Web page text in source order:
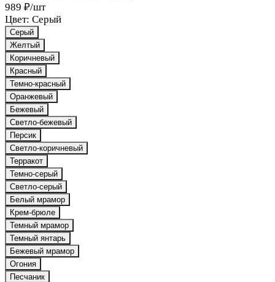
989 ₽/шт
Цвет: Серый
Серый
Желтый
Коричневый
Красный
Темно-красный
Оранжевый
Бежевый
Светло-бежевый
Персик
Светло-коричневый
Терракот
Темно-серый
Светло-серый
Белый мрамор
Крем-брюле
Темный мрамор
Темный янтарь
Бежевый мрамор
Огония
Песчаник